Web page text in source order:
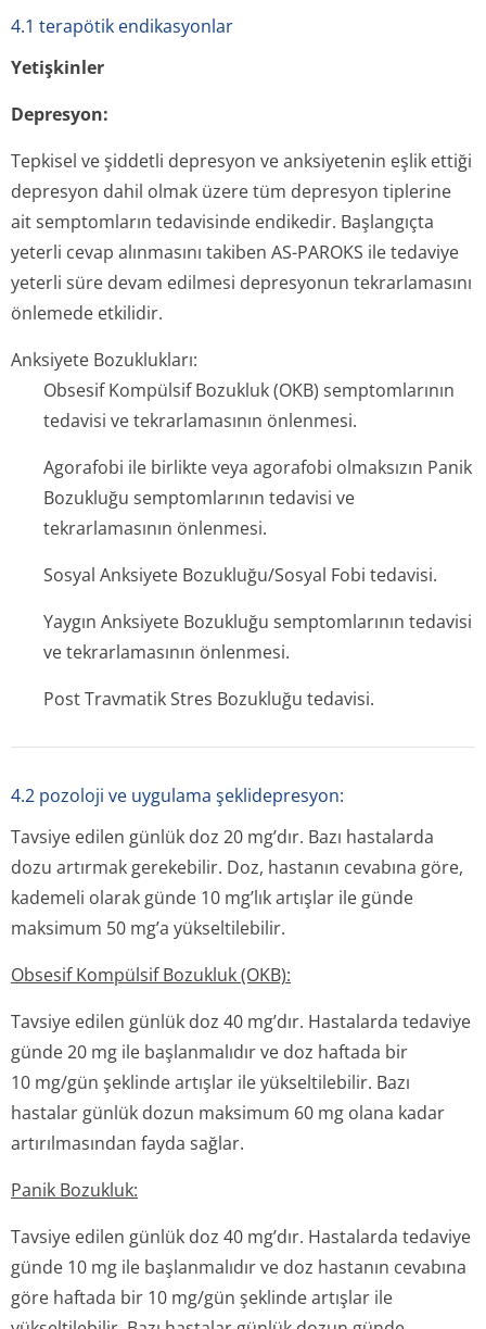
4.1 terapötik endikasyonlar
Yetişkinler
Depresyon:
Tepkisel ve şiddetli depresyon ve anksiyetenin eşlik ettiği
depresyon dahil olmak üzere tüm depresyon tiplerine
ait semptomların tedavisinde endikedir. Başlangıçta
yeterli cevap alınmasını takiben AS-PAROKS ile tedaviye
yeterli süre devam edilmesi depresyonun tekrarlamasını
önlemede etkilidir.
Anksiyete Bozuklukları:
Obsesif Kompülsif Bozukluk (OKB) semptomlarının
tedavisi ve tekrarlamasının önlenmesi.
Agorafobi ile birlikte veya agorafobi olmaksızın Panik
Bozukluğu semptomlarının tedavisi ve
tekrarlamasının önlenmesi.
Sosyal Anksiyete Bozukluğu/Sosyal Fobi tedavisi.
Yaygın Anksiyete Bozukluğu semptomlarının tedavisi
ve tekrarlamasının önlenmesi.
Post Travmatik Stres Bozukluğu tedavisi.
4.2 pozoloji ve uygulama şeklidepresyon:
Tavsiye edilen günlük doz 20 mg’dır. Bazı hastalarda
dozu artırmak gerekebilir. Doz, hastanın cevabına göre,
kademeli olarak günde 10 mg’lık artışlar ile günde
maksimum 50 mg’a yükseltilebilir.
Obsesif Kompülsif Bozukluk (OKB):
Tavsiye edilen günlük doz 40 mg’dır. Hastalarda tedaviye
günde 20 mg ile başlanmalıdır ve doz haftada bir
10 mg/gün şeklinde artışlar ile yükseltilebilir. Bazı
hastalar günlük dozun maksimum 60 mg olana kadar
artırılmasından fayda sağlar.
Panik Bozukluk:
Tavsiye edilen günlük doz 40 mg’dır. Hastalarda tedaviye
günde 10 mg ile başlanmalıdır ve doz hastanın cevabına
göre haftada bir 10 mg/gün şeklinde artışlar ile